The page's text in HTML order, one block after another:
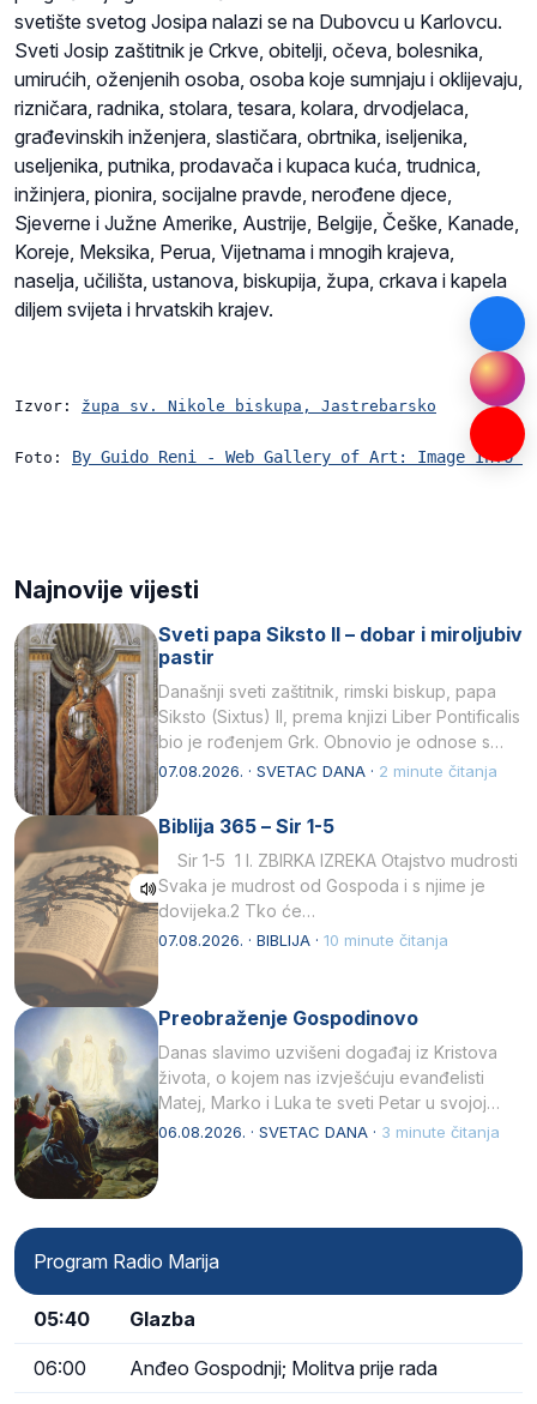
svetište svetog Josipa nalazi se na Dubovcu u Karlovcu.
Sveti Josip zaštitnik je Crkve, obitelji, očeva, bolesnika,
umirućih, oženjenih osoba, osoba koje sumnjaju i oklijevaju,
rizničara, radnika, stolara, tesara, kolara, drvodjelaca,
građevinskih inženjera, slastičara, obrtnika, iseljenika,
useljenika, putnika, prodavača i kupaca kuća, trudnica,
inžinjera, pionira, socijalne pravde, nerođene djece,
Sjeverne i Južne Amerike, Austrije, Belgije, Češke, Kanade,
Koreje, Meksika, Perua, Vijetnama i mnogih krajeva,
naselja, učilišta, ustanova, biskupija, župa, crkava i kapela
diljem svijeta i hrvatskih krajev.
Izvor: župa sv. Nikole biskupa, Jastrebarsko
Foto: By Guido Reni - Web Gallery of Art: Image Info
Najnovije vijesti
Sveti papa Siksto II – dobar i miroljubiv
pastir
Današnji sveti zaštitnik, rimski biskup, papa
Siksto (Sixtus) II, prema knjizi Liber Pontificalis
bio je rođenjem Grk. Obnovio je odnose s
afričkim…
07.08.2026. · SVETAC DANA · 2 minute čitanja
Biblija 365 – Sir 1-5
Sir 1-5 1 I. ZBIRKA IZREKA Otajstvo mudrosti
Svaka je mudrost od Gospoda i s njime je
dovijeka.2 Tko će…
07.08.2026. · BIBLIJA · 10 minute čitanja
Preobraženje Gospodinovo
Danas slavimo uzvišeni događaj iz Kristova
života, o kojem nas izvješćuju evanđelisti
Matej, Marko i Luka te sveti Petar u svojoj
drugoj…
06.08.2026. · SVETAC DANA · 3 minute čitanja
Program Radio Marija
05:40 Glazba
06:00 Anđeo Gospodnji; Molitva prije rada